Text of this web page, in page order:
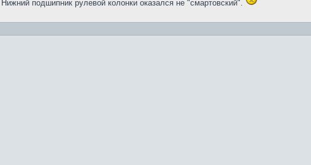
подшипник рулевой колонки оказался не "смартовский".